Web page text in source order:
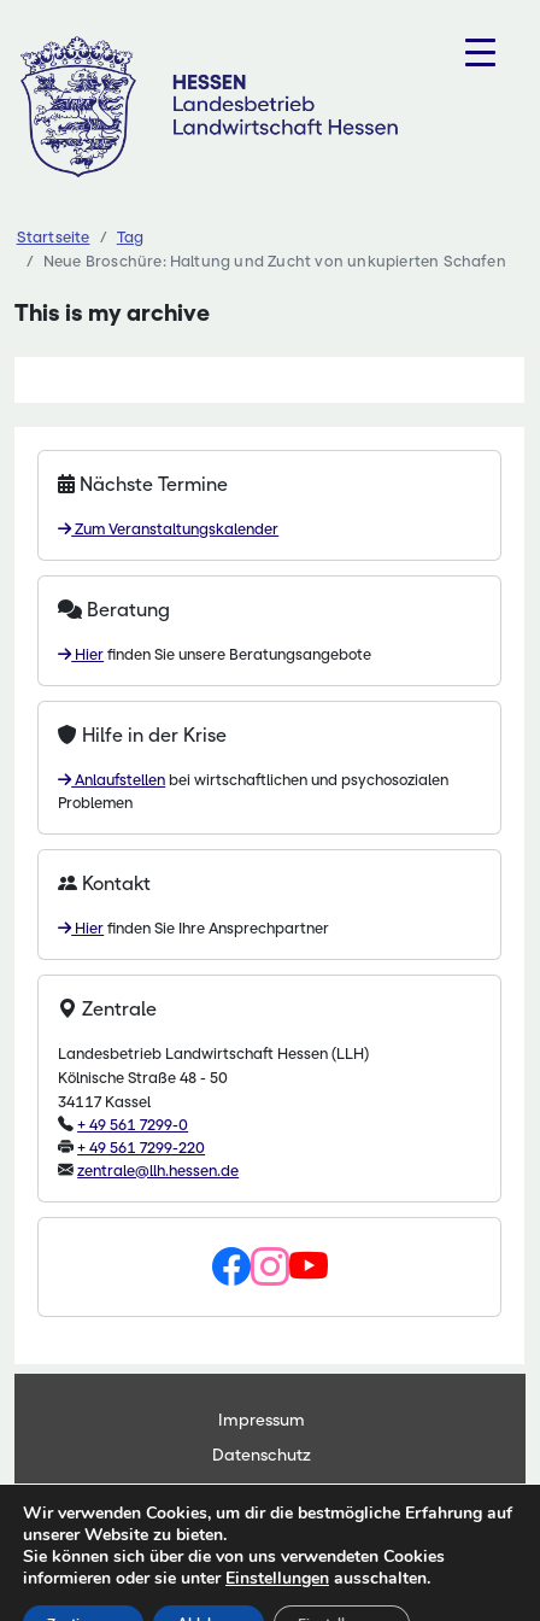
Inhalt
springen
Startseite
Tag
Neue Broschüre: Haltung und Zucht von unkupierten Schafen
This is my archive
Nächste Termine
Zum Veranstaltungskalender
Beratung
Hier finden Sie unsere Beratungsangebote
Hilfe in der Krise
Anlaufstellen bei wirtschaftlichen und psychosozialen
Problemen
Kontakt
Hier finden Sie Ihre Ansprechpartner
Zentrale
Landesbetrieb Landwirtschaft Hessen (LLH)
Kölnische Straße 48 - 50
34117 Kassel
+ 49 561 7299-0
+ 49 561 7299-220
zentrale@llh.hessen.de
Impressum
Datenschutz
Kontakt
Anwendungsportal
© Copyright Landesbetrieb Landwirtschaft Hessen 2026
Wir verwenden Cookies, um dir die bestmögliche Erfahrung auf
unserer Website zu bieten.
Sie können sich über die von uns verwendeten Cookies
informieren oder sie unter Einstellungen ausschalten.